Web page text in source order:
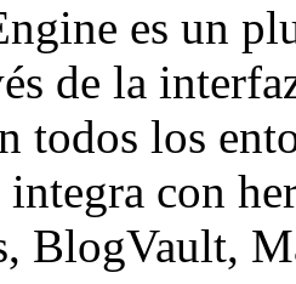
es un
de la
todos los
con
BlogVault,